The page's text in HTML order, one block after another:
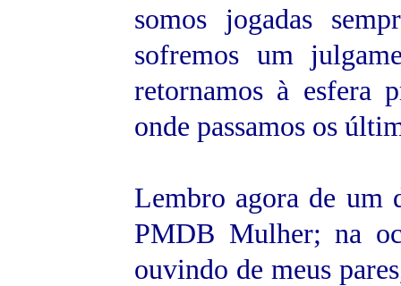
somos jogadas
sofremos um
retornamos à esfera
onde passamos os
Lembro agora de um
PMDB Mulher; na
ouvindo de meus